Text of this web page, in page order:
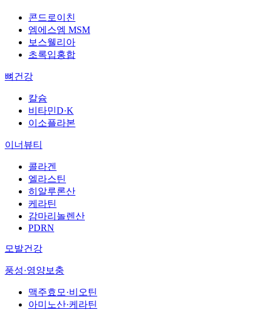
콘드로이친
엠에스엠 MSM
보스웰리아
초록입홍합
뼈건강
칼슘
비타민D·K
이소플라본
이너뷰티
콜라겐
엘라스틴
히알루론산
케라틴
감마리놀렌산
PDRN
모발건강
풍성·영양보충
맥주효모·비오틴
아미노산·케라틴